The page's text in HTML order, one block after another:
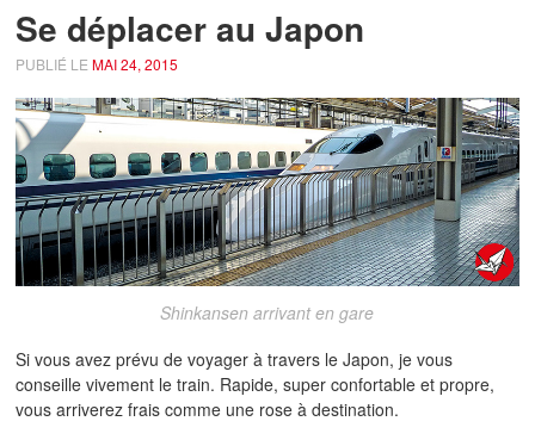
Se déplacer au Japon
PUBLIÉ LEMAI 24, 2015
Shinkansen arrivant en gare
Si vous avez prévu de voyager à travers le Japon, je vous
conseille vivement le train. Rapide, super confortable et propre,
vous arriverez frais comme une rose à destination.